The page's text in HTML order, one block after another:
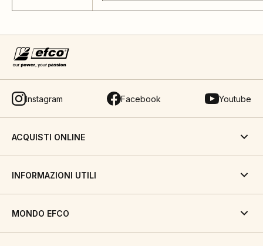
Instagram Facebook Youtube
ACQUISTI ONLINE
INFORMAZIONI UTILI
MONDO EFCO